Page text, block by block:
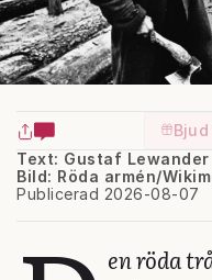
Text: Gustaf Lewander
Publicerad 2026-08-07
Bild: Röda armén/
en röda